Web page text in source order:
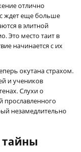
отлично
ждет еще больше
в элитной
Это место таит в
начинается с их
окутана страхом.
и учеников
Слухи о
прославленного
незамедлительно
тайны